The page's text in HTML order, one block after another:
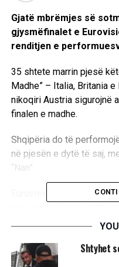
Gjatë mbrëmjes së
gjysmëfinalet e
renditjen e
35 shtete marrin pjesë
Madhe” – Italia, Britania e
nikoqiri Austria sigurojnë
finalen e madhe.
Shqipëria do të
në pjesën e dytë të saj,
“Nan”.
Eurovision 2026 mbahet
RELATED TOPICS: Shtyhet